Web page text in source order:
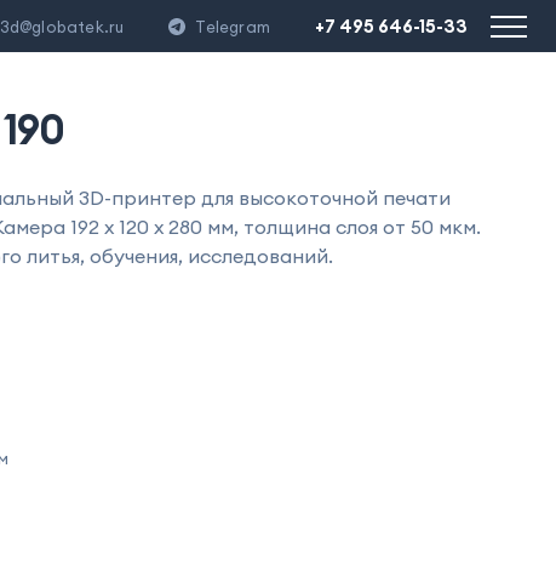
3d@globatek.ru Telegram +7 495 646-15-33
3D-принтер для высокоточной печати
192 x 120 x 280 мм, толщина слоя от 50 мкм.
литья, обучения, исследований.